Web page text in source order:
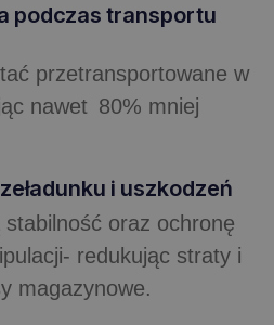
podczas transportu
przetransportowane w
nawet 80% mniej
i uszkodzeń
oraz ochronę
redukując straty i
magazynowe.